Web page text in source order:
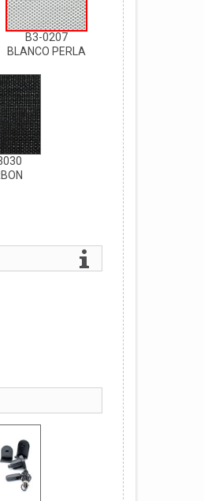
B3-0207
BLANCO PERLA